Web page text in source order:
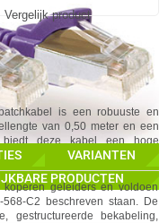
is een robuuste en
van 0,50 meter en een
biedt deze kabel een hoge
connectoren zijn voorzien
Deze kabel is ideaal
30 dagen bedenktermijn!
60 maanden garantie!
Achteraf betalen!
Vergelijk product
VARIANTEN
PRODUCTEN
geleiders en voldoen
C2 beschreven staan. De
gestructureerde bekabeling,